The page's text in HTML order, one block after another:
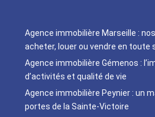
Agence immobilière Marseille :
acheter, louer ou vendre en toute
Agence immobilière Gémenos :
d’activités et qualité de vie
Agence immobilière Peynier : un
portes de la Sainte-Victoire